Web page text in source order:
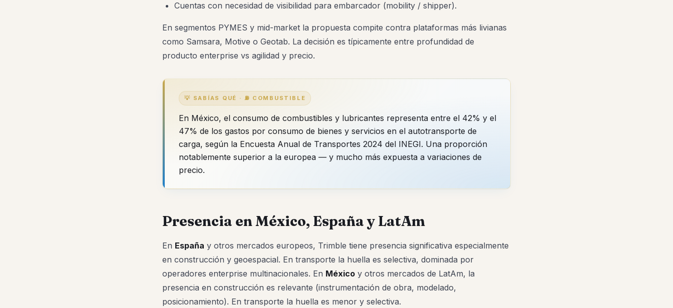
Cuentas con necesidad de visibilidad para embarcador (mobility / shipper).
En segmentos PYMES y mid-market la propuesta compite contra plataformas más livianas
como Samsara, Motive o Geotab. La decisión es típicamente entre profundidad de
producto enterprise vs agilidad y precio.
💡 SABÍAS QUÉ · ⛽ COMBUSTIBLE
En México, el consumo de combustibles y lubricantes representa entre el 42% y el
47% de los gastos por consumo de bienes y servicios en el autotransporte de
carga, según la Encuesta Anual de Transportes 2024 del INEGI. Una proporción
notablemente superior a la europea — y mucho más expuesta a variaciones de
precio.
Presencia en México, España y LatAm
En España y otros mercados europeos, Trimble tiene presencia significativa especialmente
en construcción y geoespacial. En transporte la huella es selectiva, dominada por
operadores enterprise multinacionales. En México y otros mercados de LatAm, la
presencia en construcción es relevante (instrumentación de obra, modelado,
posicionamiento). En transporte la huella es menor y selectiva.